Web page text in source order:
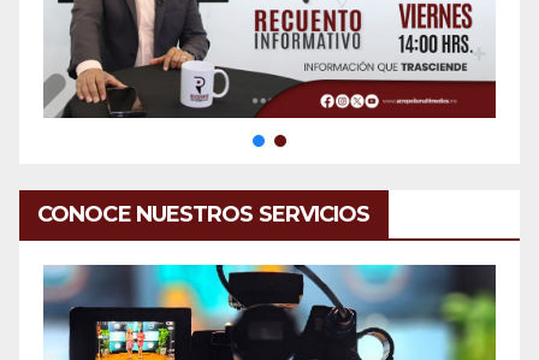
CONOCE NUESTROS SERVICIOS